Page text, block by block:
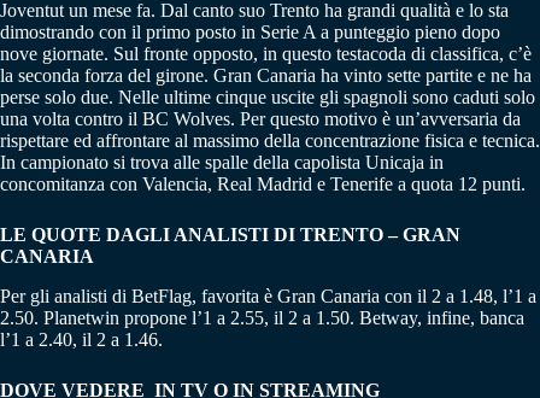
Joventut un mese fa. Dal canto suo Trento ha grandi qualità e lo sta
dimostrando con il primo posto in Serie A a punteggio pieno dopo
nove giornate. Sul fronte opposto, in questo testacoda di classifica, c’è
la seconda forza del girone. Gran Canaria ha vinto sette partite e ne ha
perse solo due. Nelle ultime cinque uscite gli spagnoli sono caduti solo
una volta contro il BC Wolves. Per questo motivo è un’avversaria da
rispettare ed affrontare al massimo della concentrazione fisica e tecnica.
In campionato si trova alle spalle della capolista Unicaja in
concomitanza con Valencia, Real Madrid e Tenerife a quota 12 punti.
LE QUOTE DAGLI ANALISTI DI TRENTO – GRAN
CANARIA
Per gli analisti di BetFlag, favorita è Gran Canaria con il 2 a 1.48, l’1 a
2.50. Planetwin propone l’1 a 2.55, il 2 a 1.50. Betway, infine, banca
l’1 a 2.40, il 2 a 1.46.
DOVE VEDERE IN TV O IN STREAMING